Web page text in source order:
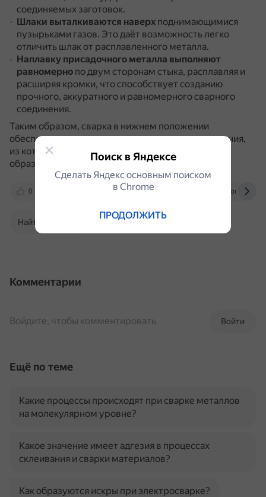
соединяемых заготовок.
Шлаки выталкиваются наверх поднимающимися
пузырьками газов. Это даёт возможность легко
отличить шлак от расплавленного металла.
Наплавку присадочного металла выполняют
равномерно по двум сторонам стыка, расплавляя и
расширяя кромки, что способствует созданию
прочного, аккуратного и равномерного сварного
соединения.
Таким образом, сварка в нижнем положении
обеспечивает получение качественного соединения,
из которого легко выделить шлак и газы,
образующиеся в зоне расплава.
0 vt-metall.ru hugongweld.ru
Найти в Поиске
Комментарии
Войти
Войдите, чтобы комментировать
Ещё по теме
Какие процессы происходят при сварке металлов
на молекулярном уровне?
Какое значение имеет адгезия в процессах
склеивания и сварки материалов?
Как образуются искры при электросварке?
Поиск в Яндексе
Сделать Яндекс основным поиском
в Сhrome
ПРОДОЛЖИТЬ